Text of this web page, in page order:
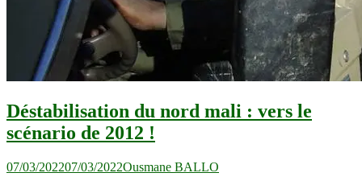
Déstabilisation du nord mali : vers le
scénario de 2012 !
07/03/202207/03/2022Ousmane BALLO